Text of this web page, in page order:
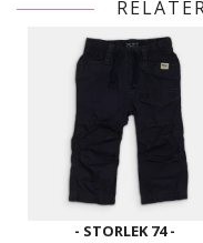
- STORLEK 74 -